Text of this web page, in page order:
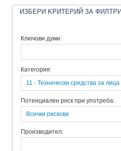
ИЗБЕРИ KРИТЕРИЙ ЗА
Ключови думи:
Категория:
11 - Технически средства за
Потенциален риск при употреба:
Всички рискове
Производител: